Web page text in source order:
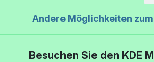
Andere Möglichkeiten
Besuchen Sie den KDE